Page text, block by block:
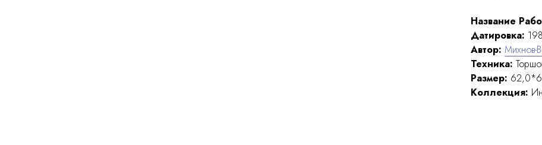
Название
Датировка:
Автор: Михнов-
Техника:
Размер:
Коллекция: